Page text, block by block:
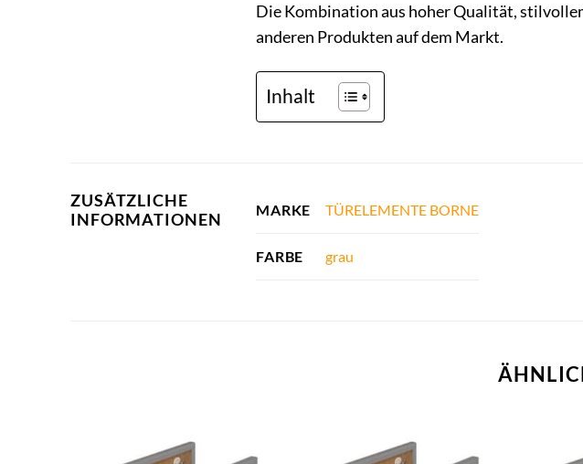
Die Kombination aus hoher Qualität,
anderen Produkten auf dem Markt.
Inhalt
ZUSÄTZLICHE
INFORMATIONEN
MARKE TÜRELEMENTE BORNE
FARBE grau